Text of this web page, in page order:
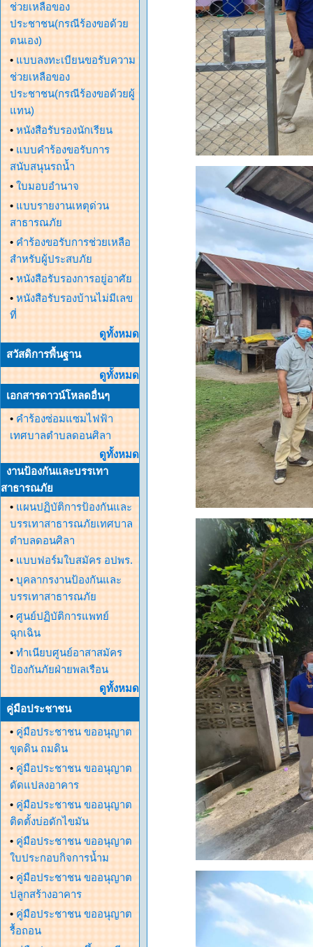
ช่วยเหลือของ
ประชาชน(กรณีร้องขอด้วย
ตนเอง)
• แบบลงทะเบียนขอรับความ
ช่วยเหลือของ
ประชาชน(กรณีร้องขอด้วยผู้
แทน)
• หนังสือรับรองนักเรียน
• แบบคำร้องขอรับการ
สนับสนุนรถน้ำ
• ใบมอบอำนาจ
• แบบรายงานเหตุด่วน
สาธารณภัย
• คำร้องขอรับการช่วยเหลือ
สำหรับผู้ประสบภัย
• หนังสือรับรองการอยู่อาศัย
• หนังสือรับรองบ้านไม่มีเลข
ที่
ดูทั้งหมด
สวัสดิการพื้นฐาน
ดูทั้งหมด
เอกสารดาวน์โหลดอื่นๆ
• คำร้องซ่อมแซมไฟฟ้า
เทศบาลตำบลดอนศิลา
ดูทั้งหมด
งานป้องกันและบรรเทา
สาธารณภัย
• แผนปฏิบัติการป้องกันและ
บรรเทาสาธารณภัยเทศบาล
ตำบลดอนศิลา
• แบบฟอร์มใบสมัคร อปพร.
• บุคลากรงานป้องกันและ
บรรเทาสาธารณภัย
• ศูนย์ปฏิบัติการแพทย์
ฉุกเฉิน
• ทำเนียบศูนย์อาสาสมัคร
ป้องกันภัยฝ่ายพลเรือน
ดูทั้งหมด
คู่มือประชาชน
• คู่มือประชาชน ขออนุญาต
ขุดดิน ถมดิน
• คู่มือประชาชน ขออนุญาต
ดัดแปลงอาคาร
• คู่มือประชาชน ขออนุญาต
ติดตั้งบ่อดักไขมัน
• คู่มือประชาชน ขออนุญาต
ใบประกอบกิจการน้ำม
• คู่มือประชาชน ขออนุญาต
ปลูกสร้างอาคาร
• คู่มือประชาชน ขออนุญาต
รื้อถอน